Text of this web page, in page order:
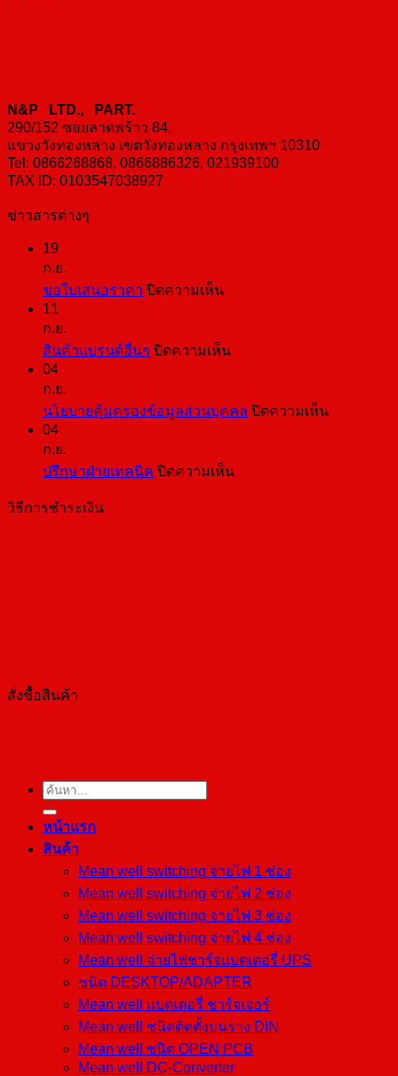
N&P LTD., PART.
290/152 ซอยลาดพร้าว 84,
แขวงวังทองหลาง เขตวังทองหลาง กรุงเทพฯ 10310
Tel: 0866268868, 0866886326, 021939100
TAX ID: 0103547038927
ข่าวสารต่างๆ
19
ก.ย.
ขอใบเสนอราคา ปิดความเห็นบน
เสนอ
11
ก.ย.
สินค้าแบรนด์อื่นๆ ปิดความเห็นบน
รนด์
04
ก.ย.
นโยบายคุ้มครองข้อมูลส่วนบุคคล ปิดความเห็นบน
04
ก.ย.
ปรึกษาฝ่ายเทคนิค ปิดความเห็นบน
วิธีการชำระเงิน
สั่งซื้อสินค้า
ค้นหา:
หน้าแรก
สินค้า
Mean well switching จ่ายไฟ 1 ช่อง
Mean well switching จ่ายไฟ 2 ช่อง
Mean well switching จ่ายไฟ 3 ช่อง
Mean well switching จ่ายไฟ 4 ช่อง
Mean well จ่ายไฟชาร์จแบตเตอรี่ UPS
ชนิด DESKTOP/ADAPTER
Mean well แบตเตอรี่ ชาร์จเจอร์
Mean well ชนิดติดตั้งบนราง DIN
Mean well ชนิด OPEN PCB
Mean well DC-Converter